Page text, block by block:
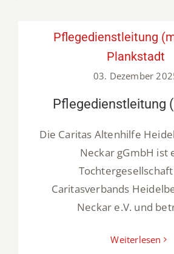
Pflegedienstleitung
Plankstadt
03. Dezember
Pflegedienstleitung
Die Caritas Altenhilfe
Neckar gGmbH ist
Caritasverbands
Neckar e.V. und
Weiterlesen